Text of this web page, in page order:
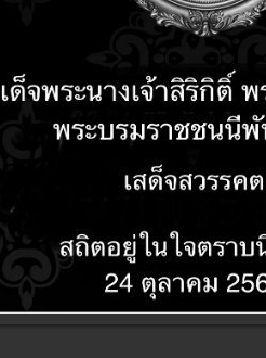
รถตั้งค่าสภาพแวดล้อมในการพัฒนา
ยล้วนแสดงให้เห็นถึงคุณป
งานบนคลาวด์ทั้งหมดที่ใช้
รทำงานที่ต้องประสบกับภั
วิร์คไอที และหาโซลูชันที่